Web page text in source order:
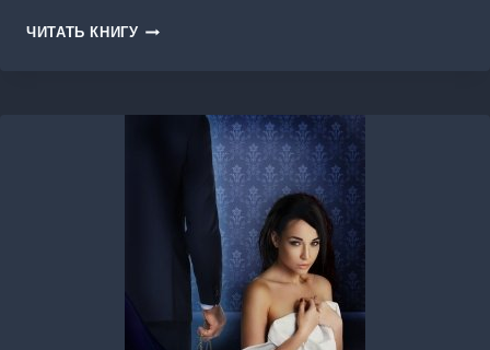
ЧИТАТЬ КНИГУ БЕРЕМЕННАЯ